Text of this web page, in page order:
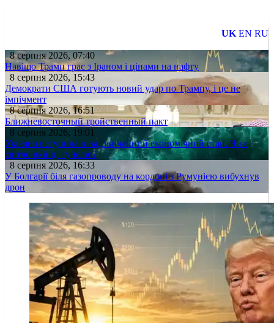
UK EN RU
8 серпня 2026, 07:40
Навіщо Трамп грає з Іраном і цінами на нафту
8 серпня 2026, 15:43
Демократи США готують новий удар по Трампу, і це не
імпічмент
8 серпня 2026, 16:51
Ближневосточный тройственный пакт
8 серпня 2026, 19:01
Україна вступила в надзвичайний економічний стан. Чи є
світло вкінці тунелю?
8 серпня 2026, 16:33
У Болгарії біля газопроводу на кордоні з Румунією вибухнув
дрон